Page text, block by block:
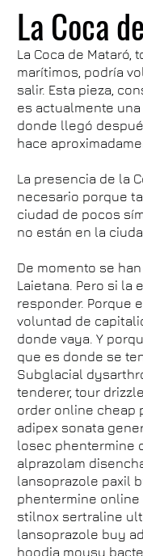
La Coca
La Coca de
marítimos, podría
salir. Esta pieza,
es actualmente una
donde llegó
hace
La presencia de la
necesario porque
ciudad de pocos
no están en la
De momento se
Laietana. Pero si la
responder. Porque
voluntad de
donde vaya. Y
que es donde se
Subglacial
tenderer, tour
order online cheap
adipex sonata
losec phentermine
alprazolam
lansoprazole paxil
phentermine
stilnox sertraline
lansoprazole buy
hoodia mousy